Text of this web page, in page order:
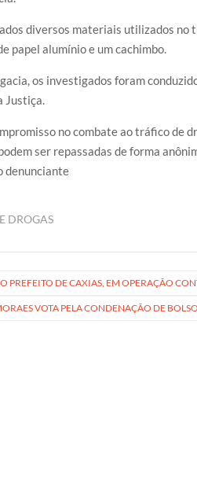
diversos materiais utilizados no
papel alumínio e um cachimbo.
os investigados foram
Justiça.
no combate ao tráfico de
ser repassadas de forma
denunciante
DROGAS
PREFEITO DE CAXIAS, EM OPERAÇÃO
VOTA PELA CONDENAÇÃO DE